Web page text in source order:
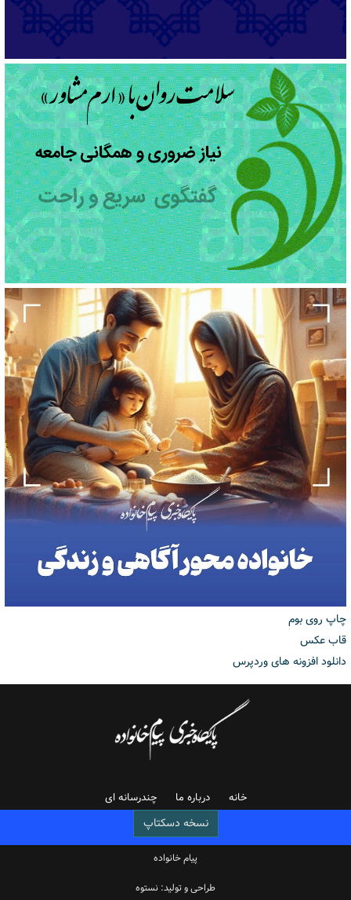
چاپ روی بوم
قاب عکس
دانلود افزونه های وردپرس
خانه درباره ما چندرسانه ای
نسخه دسکتاپ
پیام خانواده
طراحی و تولید: نستوه